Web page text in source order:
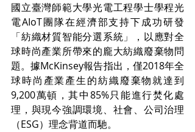
國立臺灣師範大學光電工程學士學程光
電AIoT團隊在經濟部支持下成功研發
「紡織材質智能分選系統」，以應對全
球時尚產業所帶來的龐大紡織廢棄物問
題。據McKinsey報告指出，僅2018年全
球時尚產業產生的紡織廢棄物就達到
9,200萬頓，其中85%只能進行焚化處
理，與現今強調環境、社會、公司治理
（ESG）理念背道而馳。